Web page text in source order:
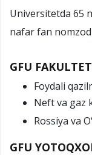
Universitetda 65
nafar fan
GFU
Foydali
Neft va gaz
Rossiya va
GFU